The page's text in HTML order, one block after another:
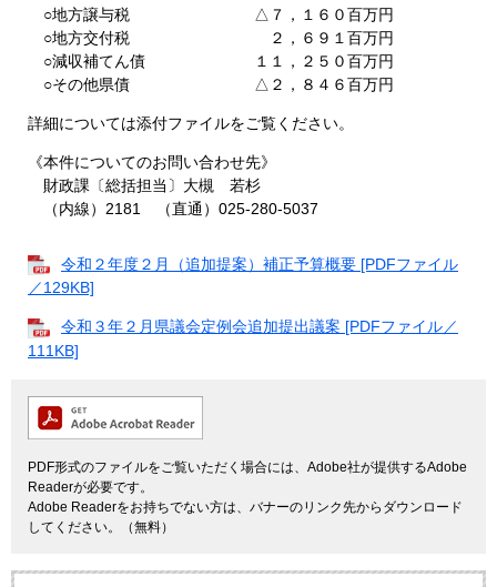
○地方譲与税 △７，１６０百万円
○地方交付税 ２，６９１百万円
○減収補てん債 １１，２５０百万円
○その他県債 △２，８４６百万円
詳細については添付ファイルをご覧ください。
《本件についてのお問い合わせ先》
財政課〔総括担当〕大槻 若杉
（内線）2181 （直通）025-280-5037
令和２年度２月（追加提案）補正予算概要 [PDFファイル
／129KB]
令和３年２月県議会定例会追加提出議案 [PDFファイル／
111KB]
PDF形式のファイルをご覧いただく場合には、Adobe社が提供するAdobe
Readerが必要です。
Adobe Readerをお持ちでない方は、バナーのリンク先からダウンロード
してください。（無料）